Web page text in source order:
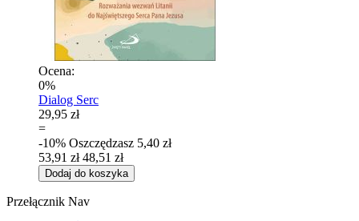
Ocena:
0%
Dialog Serc
29,95 zł
=
-10% Oszczędzasz 5,40 zł
53,91 zł 48,51 zł
Dodaj do koszyka
Przełącznik Nav